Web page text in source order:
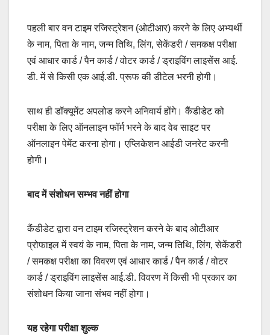
पहली बार वन टाइम रजिस्ट्रेशन (ओटीआर) करने के लिए अभ्यर्थी
के नाम, पिता के नाम, जन्म तिथि, लिंग, सेकेंडरी / समकक्ष परीक्षा
एवं आधार कार्ड / पैन कार्ड / वोटर कार्ड / ड्राइविंग लाइसेंस आई.
डी. में से किसी एक आई.डी. प्रूफ की डीटेल भरनी होगी।
साथ ही डॉक्यूमेंट अपलोड करने अनिवार्य होंगे। कैंडीडेट को
परीक्षा के लिए ऑनलाइन फॉर्म भरने के बाद वेब साइट पर
ऑनलाइन पेमेंट करना होगा। एप्लिकेशन आईडी जनरेट करनी
होगी।
बाद में संशोधन सम्भव नहीं होगा
कैंडीडेट द्वारा वन टाइम रजिस्ट्रेशन करने के बाद ओटीआर
प्रोफाइल में स्वयं के नाम, पिता के नाम, जन्म तिथि, लिंग, सेकेंडरी
/ समकक्ष परीक्षा का विवरण एवं आधार कार्ड / पैन कार्ड / वोटर
कार्ड / ड्राइविंग लाइसेंस आई.डी. विवरण में किसी भी प्रकार का
संशोधन किया जाना संभव नहीं होगा।
यह रहेगा परीक्षा शुल्क